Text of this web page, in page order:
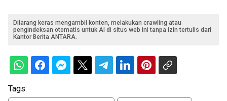
Dilarang keras mengambil konten, melakukan crawling atau
pengindeksan otomatis untuk AI di situs web ini tanpa izin tertulis dari
Kantor Berita ANTARA.
Tags: